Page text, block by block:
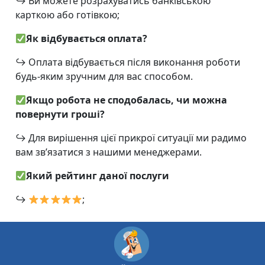
карткою або готівкою;
Як відбувається оплата?
↪ Оплата відбувається після виконання роботи
будь-яким зручним для вас способом.
Якщо робота не сподобалась, чи можна
повернути гроші?
↪ Для вирішення цієї прикрої ситуації ми радимо
вам зв’язатися з нашими менеджерами.
Який рейтинг даної послуги
↪
;